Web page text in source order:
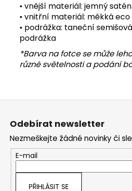
• vnější materiál: jemný satén
• vnitřní materiál: měkká eco
• podrážka: taneční
podrážka
*Barva na fotce se může
různé světelnosti a podání
Z
Odebírat newsletter
Nezmeškejte žádné novinky či
E-mail
PŘIHLÁSIT SE